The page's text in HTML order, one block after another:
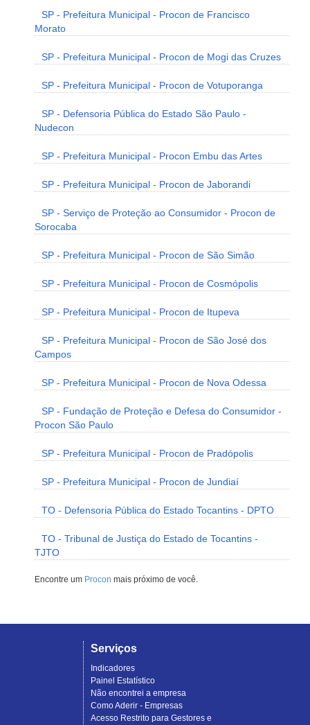
SP - Prefeitura Municipal - Procon de Francisco
Morato
SP - Prefeitura Municipal - Procon de Mogi das Cruzes
SP - Prefeitura Municipal - Procon de Votuporanga
SP - Defensoria Pública do Estado São Paulo -
Nudecon
SP - Prefeitura Municipal - Procon Embu das Artes
SP - Prefeitura Municipal - Procon de Jaborandi
SP - Serviço de Proteção ao Consumidor - Procon de
Sorocaba
SP - Prefeitura Municipal - Procon de São Simão
SP - Prefeitura Municipal - Procon de Cosmópolis
SP - Prefeitura Municipal - Procon de Itupeva
SP - Prefeitura Municipal - Procon de São José dos
Campos
SP - Prefeitura Municipal - Procon de Nova Odessa
SP - Fundação de Proteção e Defesa do Consumidor -
Procon São Paulo
SP - Prefeitura Municipal - Procon de Pradópolis
SP - Prefeitura Municipal - Procon de Jundiaí
TO - Defensoria Pública do Estado Tocantins - DPTO
TO - Tribunal de Justiça do Estado de Tocantins -
TJTO
Encontre um Procon mais próximo de você.
Serviços
Indicadores
Painel Estatístico
Não encontrei a empresa
Como Aderir - Empresas
Acesso Restrito para Gestores e